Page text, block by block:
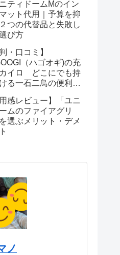
ティドームMのイン
ット代用｜予算を抑
つの代替品と失敗し
び方
・口コミ】
（ハゴオギ)の充
イロ どこにでも持
る一石二鳥の便利グ
用感レビュー】「ユニ
ムのファイアグリ
選ぶメリット・デメ
ノ